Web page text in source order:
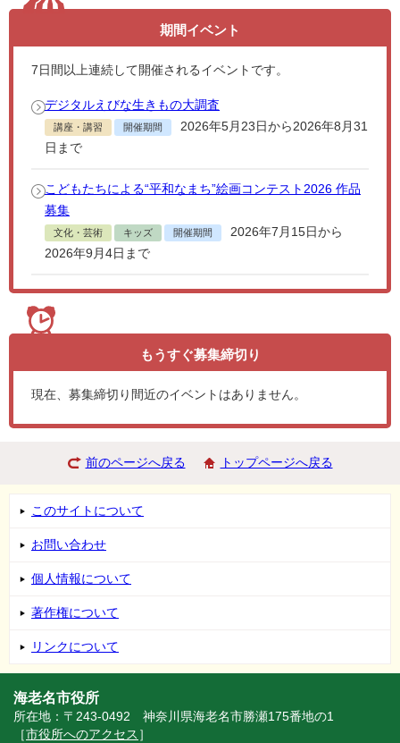
期間イベント
7 日間以上連続して開催されるイベントです。
デジタルえびな生きもの大調査
講座・講習 開催期間
2026年5月23日から2026年8月31
日まで
こどもたちによる“平和なまち”絵画コンテスト2026 作品
募集
文化・芸術 キッズ 開催期間
2026年7月15日から
2026年9月4日まで
もうすぐ募集締切り
現在、募集締切り間近のイベントはありません。
前のページへ戻る トップページへ戻る
このサイトについて
お問い合わせ
個人情報について
著作権について
リンクについて
海老名市役所
所在地：〒243-0492 神奈川県海老名市勝瀬175番地の1
［市役所へのアクセス ］